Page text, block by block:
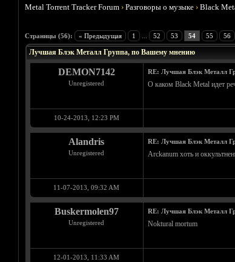
Metal Torrent Tracker Forum ›Разговоры о музыке ›Black
Страницы (56): « Предыдущая 1 52 53 54 55 56
Голосов: 16 - Средняя оценка: 4.19
1
2
3
4
5
Лучшая Блэк Металл Группа, по Вашему мнению
DEMON7142
Unregistered
RE: Лучшая Блэк Металл
О каком Black Metal идет
10-24-2013, 12:23 PM
Alandris
Unregistered
RE: Лучшая Блэк Металл
Arckanum хоть и
11-07-2013, 09:32 AM
Buskermolen97
Unregistered
RE: Лучшая Блэк Металл
Noktural mortum
12-01-2013, 11:33 AM